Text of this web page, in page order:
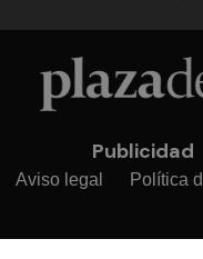
Publicidad
Aviso legal Política